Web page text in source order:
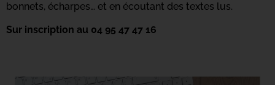
bonnets, écharpes… et en écoutant des textes lus.
Sur inscription au 04 95 47 47 16